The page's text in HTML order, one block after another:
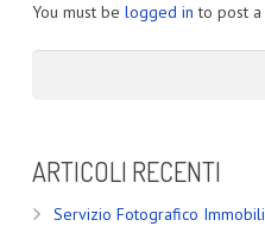
You must be logged in to post a
ARTICOLI RECENTI
Servizio Fotografico